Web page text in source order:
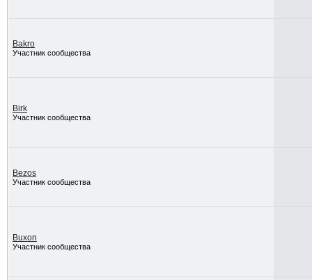
Bakro
Участник сообщества
Birk
Участник сообщества
Bezos
Участник сообщества
Buxon
Участник сообщества